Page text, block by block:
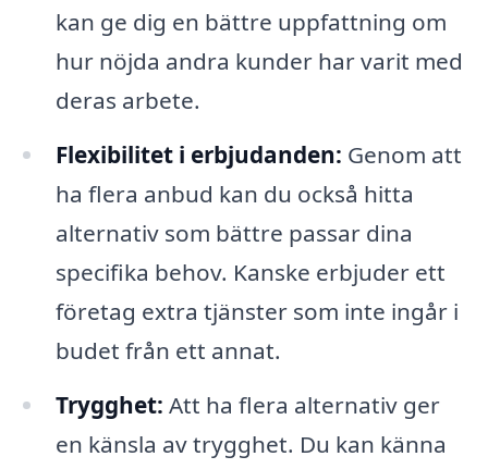
kan ge dig en bättre uppfattning om
hur nöjda andra kunder har varit med
deras arbete.
Flexibilitet i erbjudanden: Genom att
ha flera anbud kan du också hitta
alternativ som bättre passar dina
specifika behov. Kanske erbjuder ett
företag extra tjänster som inte ingår i
budet från ett annat.
Trygghet: Att ha flera alternativ ger
en känsla av trygghet. Du kan känna